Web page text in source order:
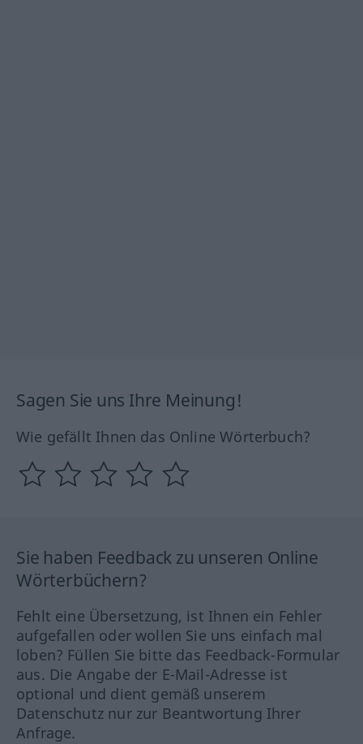
Sagen Sie uns Ihre Meinung!
Wie gefällt Ihnen das Online Wörterbuch?
Sie haben Feedback zu unseren Online
Wörterbüchern?
Fehlt eine Übersetzung, ist Ihnen ein Fehler
aufgefallen oder wollen Sie uns einfach mal
loben? Füllen Sie bitte das Feedback-Formular
aus. Die Angabe der E-Mail-Adresse ist
optional und dient gemäß unserem
Datenschutz nur zur Beantwortung Ihrer
Anfrage.